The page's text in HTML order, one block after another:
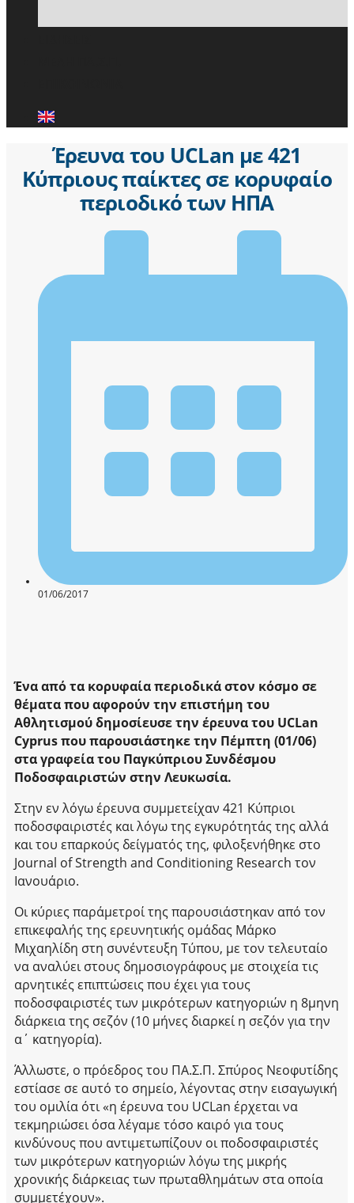
Έρευνα του UCLan με 421
Κύπριους παίκτες σε κορυφαίο
περιοδικό των ΗΠΑ
01/06/2017
Ένα από τα κορυφαία περιοδικά στον κόσμο σε
θέματα που αφορούν την επιστήμη του
Αθλητισμού δημοσίευσε την έρευνα του UCLan
Cyprus που παρουσιάστηκε την Πέμπτη (01/06)
στα γραφεία του Παγκύπριου Συνδέσμου
Ποδοσφαιριστών στην Λευκωσία.
Στην εν λόγω έρευνα συμμετείχαν 421 Κύπριοι
ποδοσφαιριστές και λόγω της εγκυρότητάς της αλλά
και του επαρκούς δείγματός της, φιλοξενήθηκε στο
Journal of Strength and Conditioning Research τον
Ιανουάριο.
Οι κύριες παράμετροί της παρουσιάστηκαν από τον
επικεφαλής της ερευνητικής ομάδας Μάρκο
Μιχαηλίδη στη συνέντευξη Τύπου, με τον τελευταίο
να αναλύει στους δημοσιογράφους με στοιχεία τις
αρνητικές επιπτώσεις που έχει για τους
ποδοσφαιριστές των μικρότερων κατηγοριών η 8μηνη
διάρκεια της σεζόν (10 μήνες διαρκεί η σεζόν για την
α΄ κατηγορία).
Άλλωστε, ο πρόεδρος του ΠΑ.Σ.Π. Σπύρος Νεοφυτίδης
εστίασε σε αυτό το σημείο, λέγοντας στην εισαγωγική
του ομιλία ότι «η έρευνα του UCLan έρχεται να
τεκμηριώσει όσα λέγαμε τόσο καιρό για τους
κινδύνους που αντιμετωπίζουν οι ποδοσφαιριστές
των μικρότερων κατηγοριών λόγω της μικρής
χρονικής διάρκειας των πρωταθλημάτων στα οποία
συμμετέχουν».